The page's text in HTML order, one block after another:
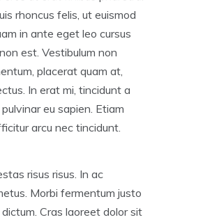
rhoncus felis, ut euismod
in ante eget leo cursus
est. Vestibulum non
placerat quam at,
In erat mi, tincidunt a
eu sapien. Etiam
arcu nec tincidunt.
risus risus. In ac
Morbi fermentum justo
Cras laoreet dolor sit